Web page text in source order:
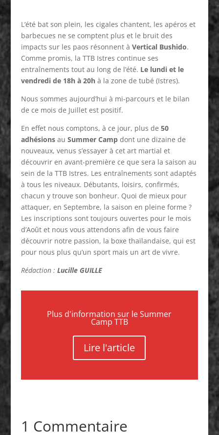
L’été bat son plein, les cigales chantent, les apéros et
barbecues ne se comptent plus et le bruit des
impacts sur les paos résonnent à Vertical Bushido.
Comme promis, la TTB Istres continue ses
entraînements tout au long de l’été. Le lundi et le
vendredi de 18h à 20hà la zone de tubé (Istres).
Nous sommes aujourd’hui à mi-parcours et le bilan
de ce mois de Juillet est positif.
En effet nous comptons, à ce jour, plus de 50
adhésionsau Summer Campdont une dizaine de
nouveaux, venus s’essayer à cet art martial et
découvrir en avant-première ce que sera la saison au
sein de la TTB Istres. Les entraînements sont adaptés
à tous les niveaux. Débutants, loisirs, confirmés,
chacun y trouve son bonheur. Quoi de mieux pour
attaquer, en Septembre, la saison en pleine forme ?
Les inscriptions sont toujours ouvertes pour le mois
d’Août et nous vous attendons afin de vous faire
découvrir notre passion, la boxe thaïlandaise, qui est
pour nous plus qu’un sport mais un art de vivre.
Rédaction : Lucille GUILLE
Plus d'information sur le Summer
Camp TTB
Lire l'article
1 Commentaire